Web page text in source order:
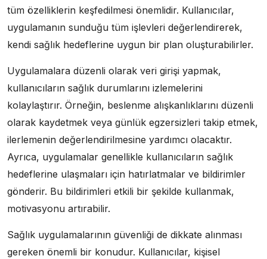
tüm özelliklerin keşfedilmesi önemlidir. Kullanıcılar,
uygulamanın sunduğu tüm işlevleri değerlendirerek,
kendi sağlık hedeflerine uygun bir plan oluşturabilirler.
Uygulamalara düzenli olarak veri girişi yapmak,
kullanıcıların sağlık durumlarını izlemelerini
kolaylaştırır. Örneğin, beslenme alışkanlıklarını düzenli
olarak kaydetmek veya günlük egzersizleri takip etmek,
ilerlemenin değerlendirilmesine yardımcı olacaktır.
Ayrıca, uygulamalar genellikle kullanıcıların sağlık
hedeflerine ulaşmaları için hatırlatmalar ve bildirimler
gönderir. Bu bildirimleri etkili bir şekilde kullanmak,
motivasyonu artırabilir.
Sağlık uygulamalarının güvenliği de dikkate alınması
gereken önemli bir konudur. Kullanıcılar, kişisel